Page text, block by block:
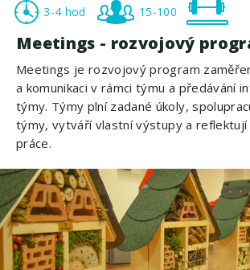
3-4 hod 15-100
Meetings - rozvojový
Meetings je rozvojový program
a komunikaci v rámci týmu a předávání
týmy. Týmy plní zadané úkoly,
týmy, vytváří vlastní výstupy a reflektují
práce.